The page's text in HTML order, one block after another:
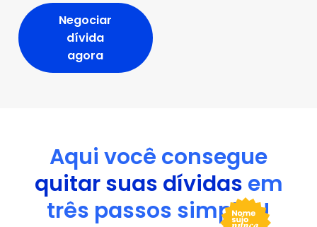
Negociar
dívida
agora
Aqui você consegue
quitar suas dívidas em
três passos simples!